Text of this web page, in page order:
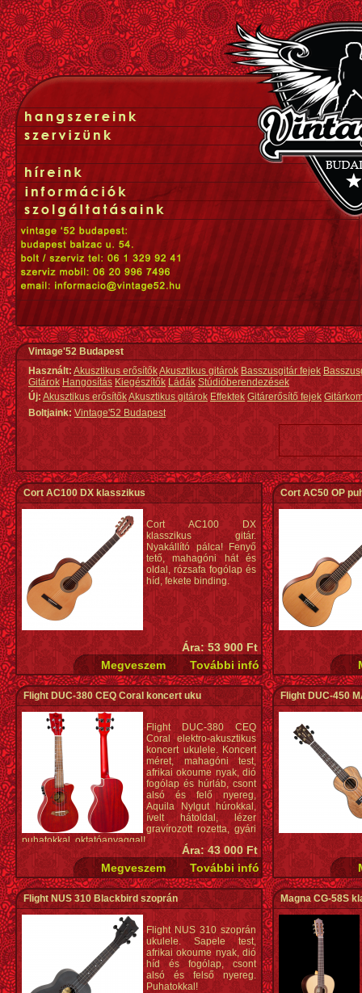
Vintage'52 Budapest
Használt: Akusztikus erősítőkAkusztikus gitárok Basszusgitár fejek
Gitárok Hangosítás Kiegészítők Ládák Stúdióberendezések
Új:Akusztikus erősítőkAkusztikus gitárok Effektek Gitárerősítő fejek
Boltjaink: Vintage'52 Budapest
Cort AC100 DX klasszikus
Cort AC100 DX
klasszikus gitár.
Nyakállító pálca! Fenyő
tető, mahagóni hát és
oldal, rózsafa fogólap és
híd, fekete binding.
Ára: 53 900 Ft
Cort AC50 OP
Flight DUC-380 CEQ Coral koncert uku
Flight DUC-380 CEQ
Coral elektro-akusztikus
koncert ukulele. Koncert
méret, mahagóni test,
afrikai okoume nyak, dió
fogólap és húrláb, csont
alsó és felő nyereg,
Aquila Nylgut húrokkal,
ívelt hátoldal, lézer
gravírozott rozetta, gyári
puhatokkal, oktatóanyaggal!
Ára: 43 000 Ft
Flight DUC-450
Flight NUS 310 Blackbird szoprán
Flight NUS 310 szoprán
ukulele. Sapele test,
afrikai okoume nyak, dió
híd és fogólap, csont
alsó és felső nyereg.
Puhatokkal!
Magna CG-58S